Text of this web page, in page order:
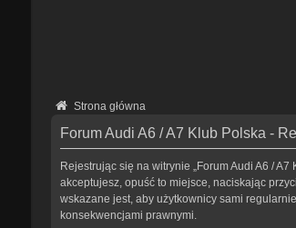
Strona główna
Forum Audi A6 / A7 Klub Polska -
Rejestrując się na witrynie „Forum Audi A6 /
akceptujesz, opuść to miejsce, naciskając
wskazane jest, aby użytkownicy sami
konsekwencjami prawnymi.